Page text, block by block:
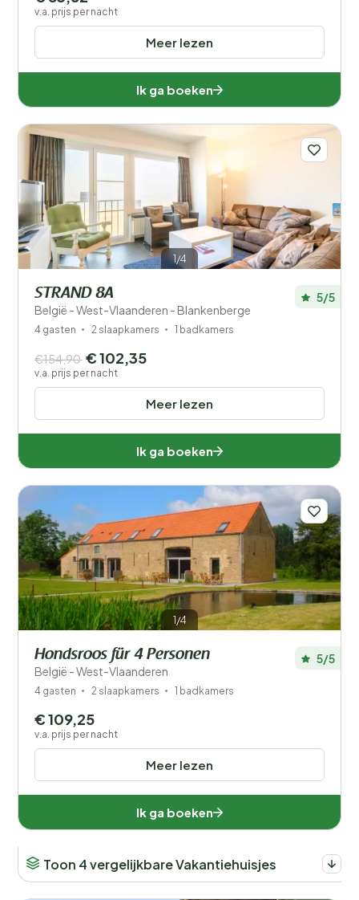
Meer lezen
v.a. prijs per nacht
Ik ga boeken
1/4
STRAND 8A
België - West-Vlaanderen - Blankenberge
5/5
4 gasten 2 slaapkamers 1 badkamers
Meer lezen
€154,90 € 102,35
v.a. prijs per nacht
Ik ga boeken
1/4
Hondsroos für 4 Personen
België - West-Vlaanderen
5/5
4 gasten 2 slaapkamers 1 badkamers
Meer lezen
€ 109,25
v.a. prijs per nacht
Ik ga boeken
Toon 4 vergelijkbare Vakantiehuisjes